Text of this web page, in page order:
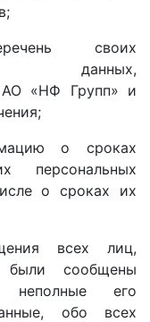
своих
данных,
АО «НФ Групп» и
о сроках
персональных
о сроках их
всех лиц,
были сообщены
неполные его
обо всех